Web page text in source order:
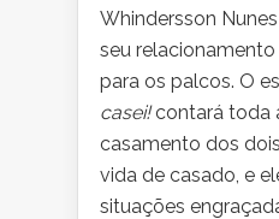
Whindersson
seu
para os palcos. O
casei!contará toda
casamento dos
vida de casado, e
situações